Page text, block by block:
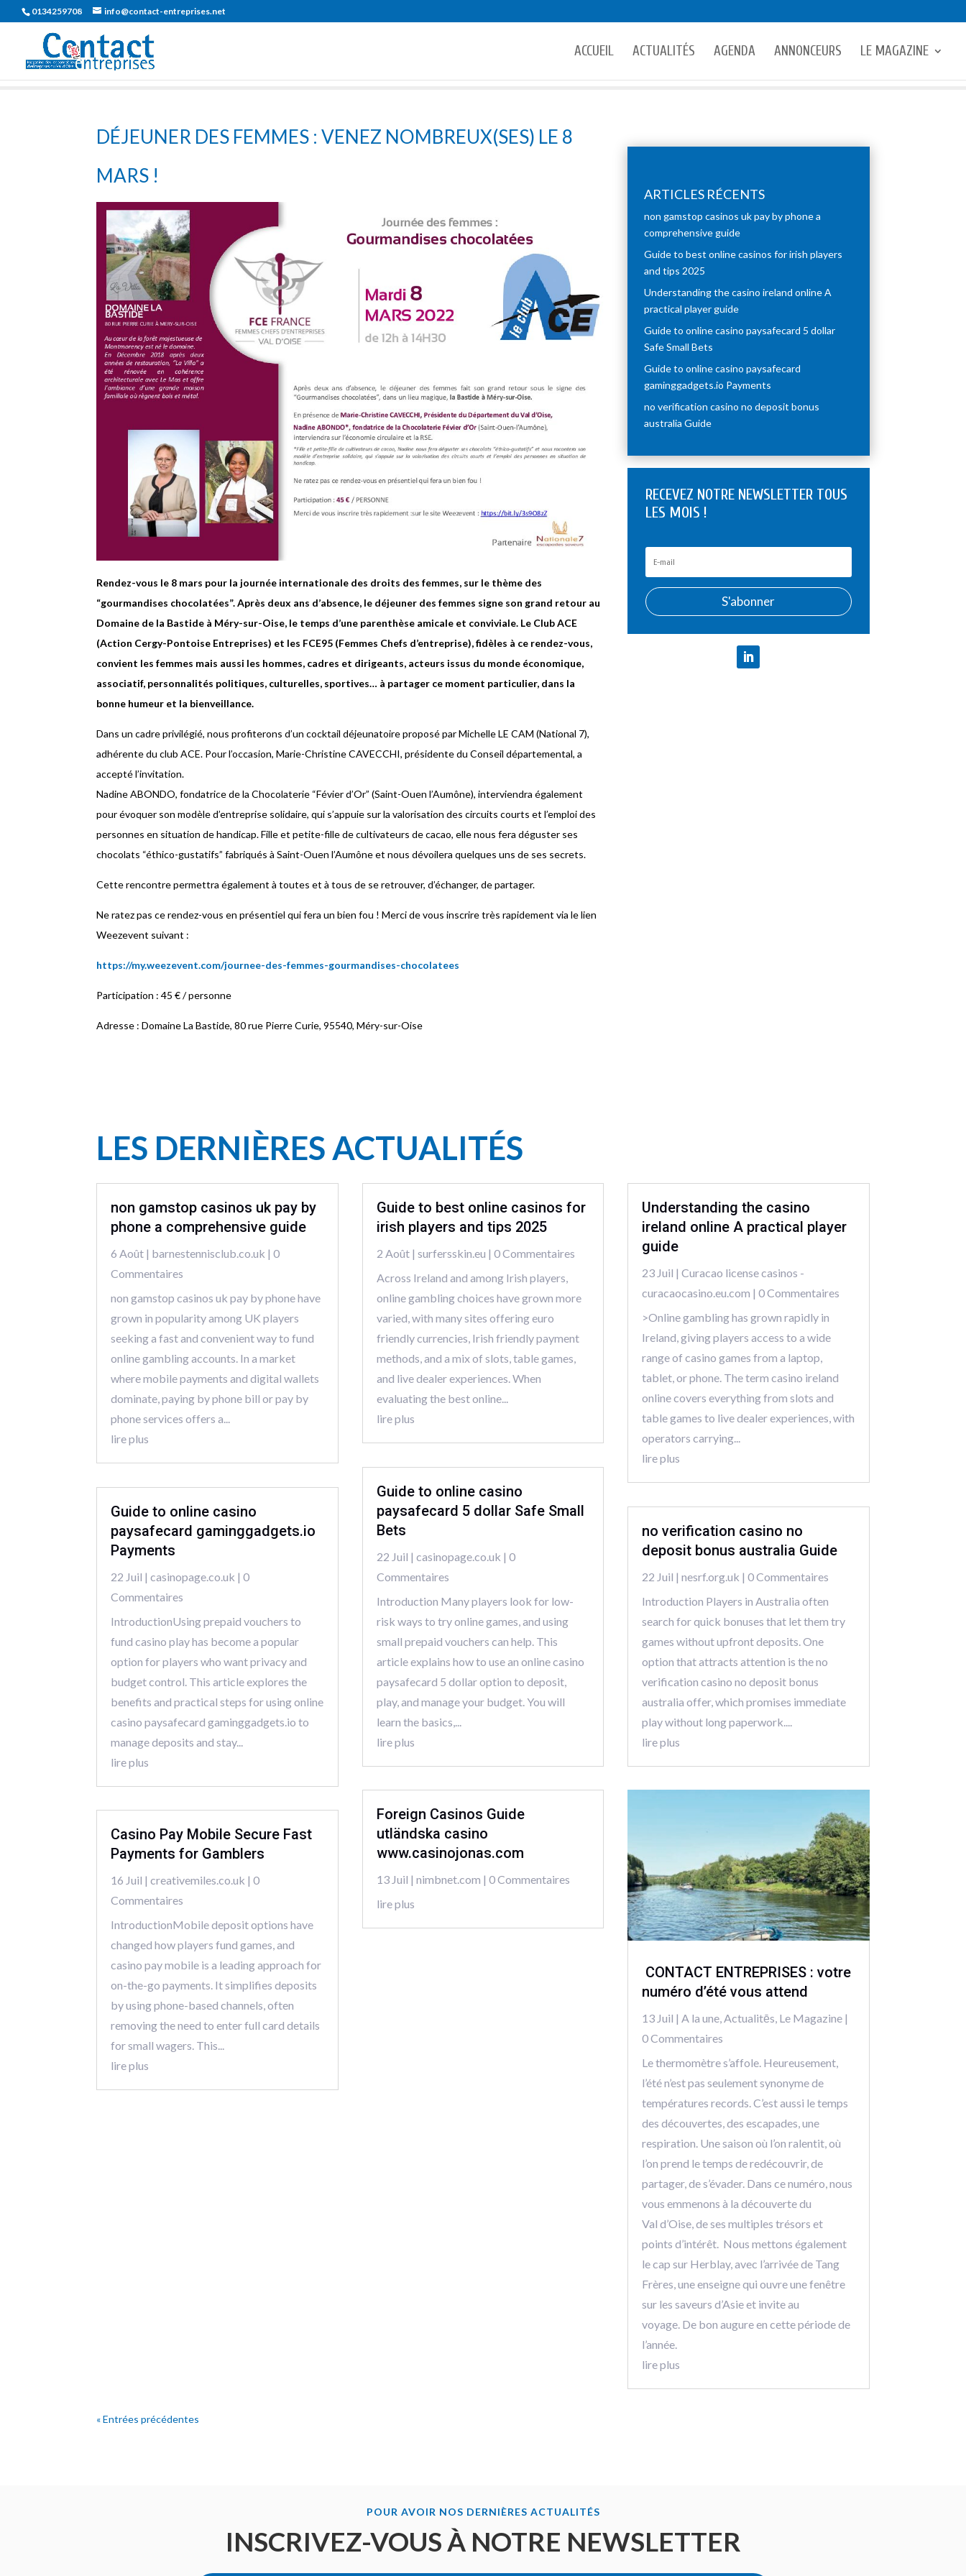
0134259708 info@contact-entreprises.net
ACCUEIL ACTUALITÉS AGENDA ANNONCEURS LE MAGAZINE
DÉJEUNER DES FEMMES : VENEZ NOMBREUX(SES) LE 8
MARS !
Rendez-vous le 8 mars pour la journée internationale des droits des femmes, sur le thème des
“gourmandises chocolatées”. Après deux ans d’absence, le déjeuner des femmes signe son grand retour au
Domaine de la Bastide à Méry-sur-Oise, le temps d’une parenthèse amicale et conviviale. Le Club ACE
(Action Cergy-Pontoise Entreprises) et les FCE95 (Femmes Chefs d’entreprise), fidèles à ce rendez-vous,
convient les femmes mais aussi les hommes, cadres et dirigeants, acteurs issus du monde économique,
associatif, personnalités politiques, culturelles, sportives… à partager ce moment particulier, dans la
bonne humeur et la bienveillance.
Dans un cadre privilégié, nous profiterons d’un cocktail déjeunatoire proposé par Michelle LE CAM (National 7),
adhérente du club ACE. Pour l’occasion, Marie-Christine CAVECCHI, présidente du Conseil départemental, a
accepté l’invitation.
Nadine ABONDO, fondatrice de la Chocolaterie “Févier d’Or” (Saint-Ouen l’Aumône), interviendra également
pour évoquer son modèle d’entreprise solidaire, qui s’appuie sur la valorisation des circuits courts et l’emploi des
personnes en situation de handicap. Fille et petite-fille de cultivateurs de cacao, elle nous fera déguster ses
chocolats “éthico-gustatifs” fabriqués à Saint-Ouen l’Aumône et nous dévoilera quelques uns de ses secrets.
Cette rencontre permettra également à toutes et à tous de se retrouver, d’échanger, de partager.
Ne ratez pas ce rendez-vous en présentiel qui fera un bien fou ! Merci de vous inscrire très rapidement via le lien
Weezevent suivant :
https://my.weezevent.com/journee-des-femmes-gourmandises-chocolatees
Participation : 45 € / personne
Adresse : Domaine La Bastide, 80 rue Pierre Curie, 95540, Méry-sur-Oise
ARTICLES RÉCENTS
non gamstop casinos uk pay by phone a
comprehensive guide
Guide to best online casinos for irish players
and tips 2025
Understanding the casino ireland online A
practical player guide
Guide to online casino paysafecard 5 dollar
Safe Small Bets
Guide to online casino paysafecard
gaminggadgets.io Payments
no verification casino no deposit bonus
australia Guide
RECEVEZ NOTRE NEWSLETTER TOUS
LES MOIS !
S'abonner
LES DERNIÈRES ACTUALITÉS
non gamstop casinos uk pay by
phone a comprehensive guide
6 Août | barnestennisclub.co.uk | 0
Commentaires
non gamstop casinos uk pay by phone have
grown in popularity among UK players
seeking a fast and convenient way to fund
online gambling accounts. In a market
where mobile payments and digital wallets
dominate, paying by phone bill or pay by
phone services offers a...
lire plus
Guide to online casino
paysafecard gaminggadgets.io
Payments
22 Juil |casinopage.co.uk | 0
Commentaires
IntroductionUsing prepaid vouchers to
fund casino play has become a popular
option for players who want privacy and
budget control. This article explores the
benefits and practical steps for using online
casino paysafecard gaminggadgets.io to
manage deposits and stay...
lire plus
Casino Pay Mobile Secure Fast
Payments for Gamblers
16 Juil |creativemiles.co.uk | 0
Commentaires
IntroductionMobile deposit options have
changed how players fund games, and
casino pay mobile is a leading approach for
on-the-go payments. It simplifies deposits
by using phone-based channels, often
removing the need to enter full card details
for small wagers. This...
lire plus
Guide to best online casinos for
irish players and tips 2025
2 Août| surfersskin.eu | 0 Commentaires
Across Ireland and among Irish players,
online gambling choices have grown more
varied, with many sites offering euro
friendly currencies, Irish friendly payment
methods, and a mix of slots, table games,
and live dealer experiences. When
evaluating the best online...
lire plus
Guide to online casino
paysafecard 5 dollar Safe Small
Bets
22 Juil | casinopage.co.uk | 0
Commentaires
Introduction Many players look for low-
risk ways to try online games, and using
small prepaid vouchers can help. This
article explains how to use an online casino
paysafecard 5 dollar option to deposit,
play, and manage your budget. You will
learn the basics,...
lire plus
Foreign Casinos Guide
utländska casino
www.casinojonas.com
13 Juil | nimbnet.com | 0 Commentaires
lire plus
Understanding the casino
ireland online A practical player
guide
23 Juil | Curacao license casinos -
curacaocasino.eu.com | 0 Commentaires
>Online gambling has grown rapidly in
Ireland, giving players access to a wide
range of casino games from a laptop,
tablet, or phone. The term casino ireland
online covers everything from slots and
table games to live dealer experiences, with
operators carrying...
lire plus
no verification casino no
deposit bonus australia Guide
22 Juil | nesrf.org.uk | 0 Commentaires
Introduction Players in Australia often
search for quick bonuses that let them try
games without upfront deposits. One
option that attracts attention is the no
verification casino no deposit bonus
australia offer, which promises immediate
play without long paperwork....
lire plus
CONTACT ENTREPRISES : votre
numéro d’été vous attend
13 Juil | A la une,Actualitēs, Le Magazine|
0 Commentaires
Le thermomètre s’affole. Heureusement,
l’été n’est pas seulement synonyme de
températures records. C’est aussi le temps
des découvertes, des escapades, une
respiration. Une saison où l’on ralentit, où
l’on prend le temps de redécouvrir, de
partager, de s’évader. Dans ce numéro, nous
vous emmenons à la découverte du
Val d’Oise, de ses multiples trésors et
points d’intérêt. Nous mettons également
le cap sur Herblay, avec l’arrivée de Tang
Frères, une enseigne qui ouvre une fenêtre
sur les saveurs d’Asie et invite au
voyage. De bon augure en cette période de
l’année.
lire plus
« Entrées précédentes
POUR AVOIR NOS DERNIÈRES ACTUALITÉS
INSCRIVEZ-VOUS À NOTRE NEWSLETTER